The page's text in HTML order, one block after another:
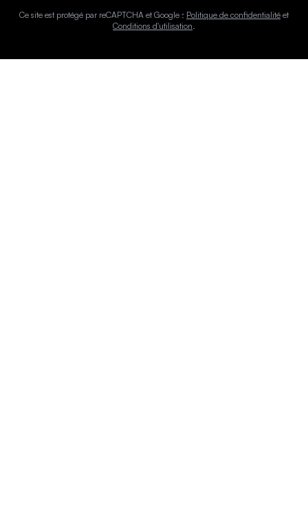
Ce site est protégé par reCAPTCHA et Google : Politique de confidentialité et
Conditions d'utilisation.